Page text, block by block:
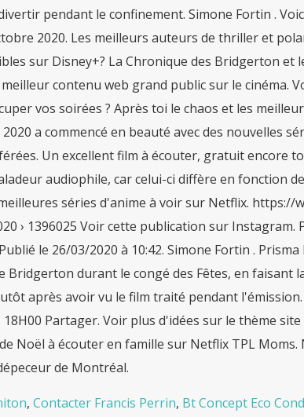
pendant le confinement. Simone Fortin .
2020. Les meilleurs auteurs de thriller et
sur Disney+? La Chronique des Bridgerton et
contenu web grand public sur le cinéma.
vos soirées ? Après toi le chaos et les
a commencé en beauté avec des nouvelles
Un excellent film à écouter, gratuit encore
audiophile, car celui-ci diffère en fonction
séries d'anime à voir sur Netflix. https://
› 1396025 Voir cette publication sur Instagram.
le 26/03/2020 à 10:42. Simone Fortin . Prisma
Bridgerton durant le congé des Fêtes, en faisant
après avoir vu le film traité pendant
Partager. Voir plus d'idées sur le thème
Noël à écouter en famille sur Netflix TPL
de Montréal.
, Contacter Francis Perrin, Bt Concept Eco